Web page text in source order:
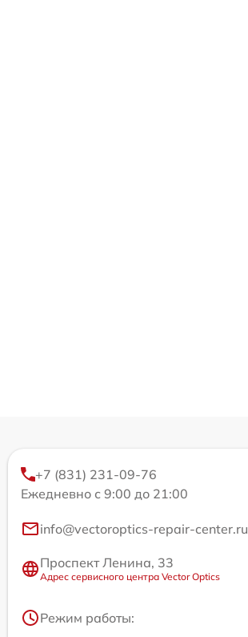
+7 (831) 231-09-76
Ежедневно с 9:00 до 21:00
info@vectoroptics-repair-center.ru
Проспект Ленина, 33
Адрес сервисного центра Vector Optics
Режим работы: